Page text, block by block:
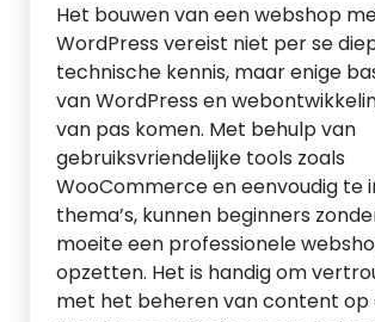
Het bouwen van een webshop
WordPress vereist niet per se
technische kennis, maar enige
van WordPress en
van pas komen. Met behulp van
gebruiksvriendelijke tools zoals
WooCommerce en eenvoudig te
thema’s, kunnen beginners
moeite een professionele
opzetten. Het is handig om
met het beheren van content op